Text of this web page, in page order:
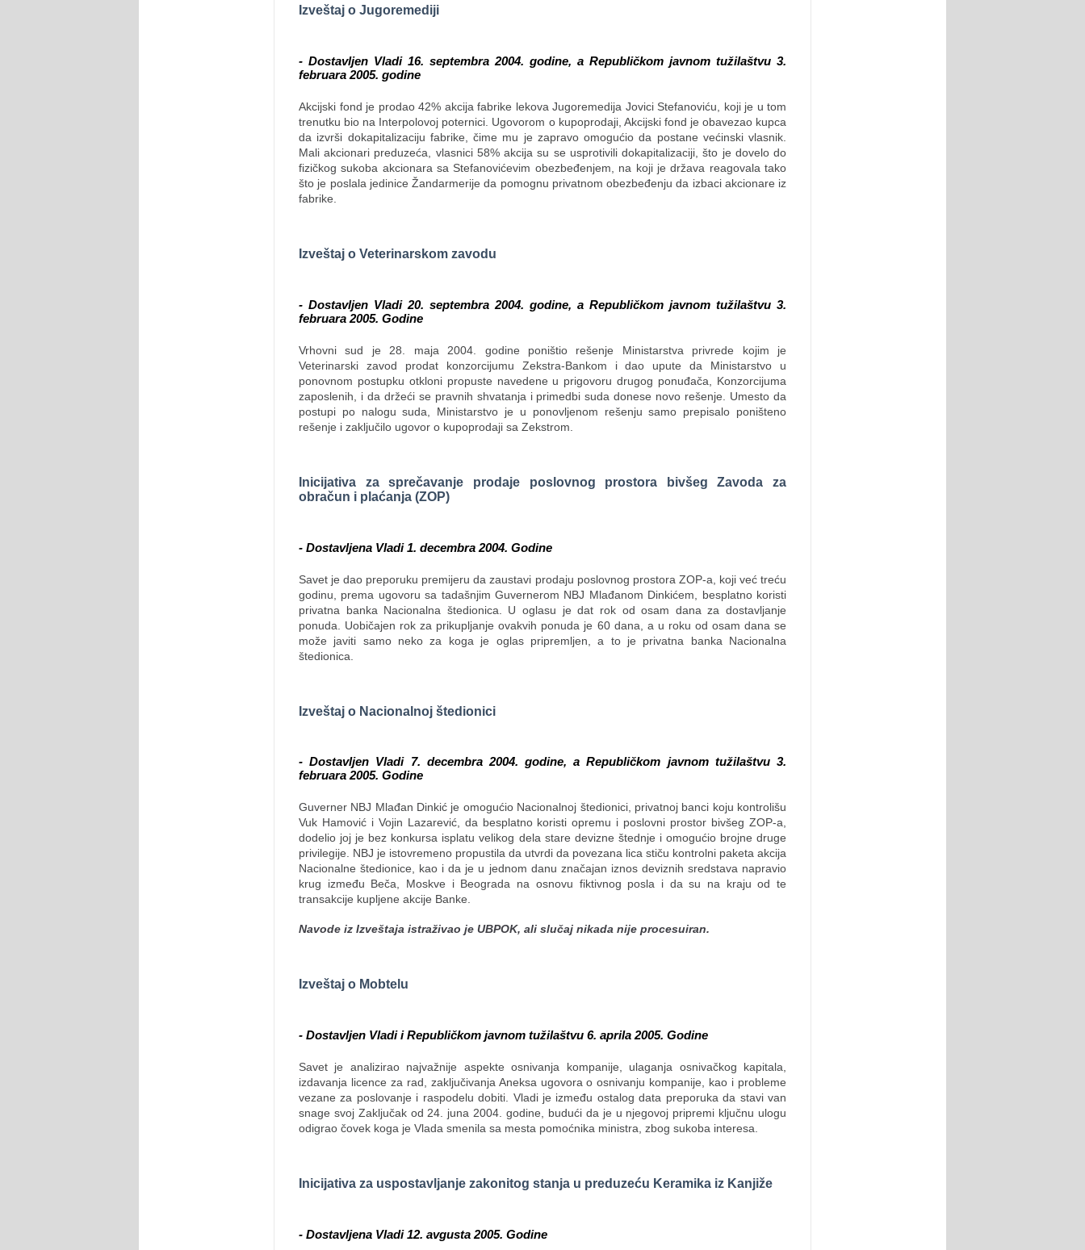
Izveštaj o Jugoremediji
- Dostavljen Vladi 16. septembra 2004. godine, a Republičkom javnom tužilaštvu 3.
februara 2005. godine
Akcijski fond je prodao 42% akcija fabrike lekova Jugoremedija Jovici Stefanoviću, koji je u tom
trenutku bio na Interpolovoj poternici. Ugovorom o kupoprodaji, Akcijski fond je obavezao kupca
da izvrši dokapitalizaciju fabrike, čime mu je zapravo omogućio da postane većinski vlasnik.
Mali akcionari preduzeća, vlasnici 58% akcija su se usprotivili dokapitalizaciji, što je dovelo do
fizičkog sukoba akcionara sa Stefanovićevim obezbeđenjem, na koji je država reagovala tako
što je poslala jedinice Žandarmerije da pomognu privatnom obezbeđenju da izbaci akcionare iz
fabrike.
Izveštaj o Veterinarskom zavodu
- Dostavljen Vladi 20. septembra 2004. godine, a Republičkom javnom tužilaštvu 3.
februara 2005. Godine
Vrhovni sud je 28. maja 2004. godine poništio rešenje Ministarstva privrede kojim je
Veterinarski zavod prodat konzorcijumu Zekstra-Bankom i dao upute da Ministarstvo u
ponovnom postupku otkloni propuste navedene u prigovoru drugog ponuđača, Konzorcijuma
zaposlenih, i da držeći se pravnih shvatanja i primedbi suda donese novo rešenje. Umesto da
postupi po nalogu suda, Ministarstvo je u ponovljenom rešenju samo prepisalo poništeno
rešenje i zaključilo ugovor o kupoprodaji sa Zekstrom.
Inicijativa za sprečavanje prodaje poslovnog prostora bivšeg Zavoda za
obračun i plaćanja (ZOP)
- Dostavljena Vladi 1. decembra 2004. Godine
Savet je dao preporuku premijeru da zaustavi prodaju poslovnog prostora ZOP-a, koji već treću
godinu, prema ugovoru sa tadašnjim Guvernerom NBJ Mlađanom Dinkićem, besplatno koristi
privatna banka Nacionalna štedionica. U oglasu je dat rok od osam dana za dostavljanje
ponuda. Uobičajen rok za prikupljanje ovakvih ponuda je 60 dana, a u roku od osam dana se
može javiti samo neko za koga je oglas pripremljen, a to je privatna banka Nacionalna
štedionica.
Izveštaj o Nacionalnoj štedionici
- Dostavljen Vladi 7. decembra 2004. godine, a Republičkom javnom tužilaštvu 3.
februara 2005. Godine
Guverner NBJ Mlađan Dinkić je omogućio Nacionalnoj štedionici, privatnoj banci koju kontrolišu
Vuk Hamović i Vojin Lazarević, da besplatno koristi opremu i poslovni prostor bivšeg ZOP-a,
dodelio joj je bez konkursa isplatu velikog dela stare devizne štednje i omogućio brojne druge
privilegije. NBJ je istovremeno propustila da utvrdi da povezana lica stiču kontrolni paketa akcija
Nacionalne štedionice, kao i da je u jednom danu značajan iznos deviznih sredstava napravio
krug između Beča, Moskve i Beograda na osnovu fiktivnog posla i da su na kraju od te
transakcije kupljene akcije Banke.
Navode iz Izveštaja istraživao je UBPOK, ali slučaj nikada nije procesuiran.
Izveštaj o Mobtelu
- Dostavljen Vladi i Republičkom javnom tužilaštvu 6. aprila 2005. Godine
Savet je analizirao najvažnije aspekte osnivanja kompanije, ulaganja osnivačkog kapitala,
izdavanja licence za rad, zaključivanja Aneksa ugovora o osnivanju kompanije, kao i probleme
vezane za poslovanje i raspodelu dobiti. Vladi je između ostalog data preporuka da stavi van
snage svoj Zaključak od 24. juna 2004. godine, budući da je u njegovoj pripremi ključnu ulogu
odigrao čovek koga je Vlada smenila sa mesta pomoćnika ministra, zbog sukoba interesa.
Inicijativa za uspostavljanje zakonitog stanja u preduzeću Keramika iz Kanjiže
- Dostavljena Vladi 12. avgusta 2005. Godine